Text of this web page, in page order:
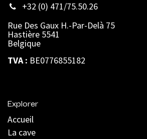
+32 (0) 471/75.50.26
Rue Des Gaux H.-Par-Delà 75
Hastière 5541
Belgique
TVA : BE0776855182
Explorer
Accueil
La cave